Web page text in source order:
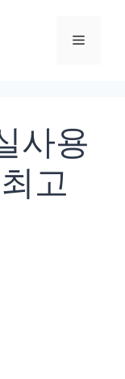
메
사용
고